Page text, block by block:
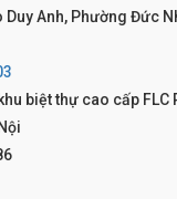
Anh, Phường Đức
biệt thự cao cấp